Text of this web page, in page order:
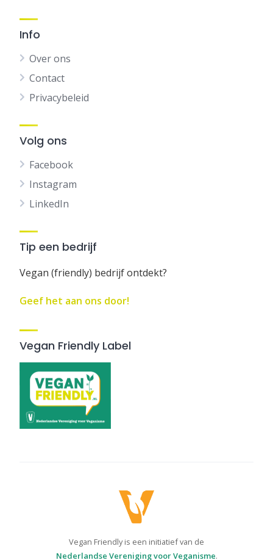
Info
Over ons
Contact
Privacybeleid
Volg ons
Facebook
Instagram
LinkedIn
Tip een bedrijf
Vegan (friendly) bedrijf ontdekt?
Geef het aan ons door!
Vegan Friendly Label
Vegan Friendly is een initiatief van de
Nederlandse Vereniging voor Veganisme.